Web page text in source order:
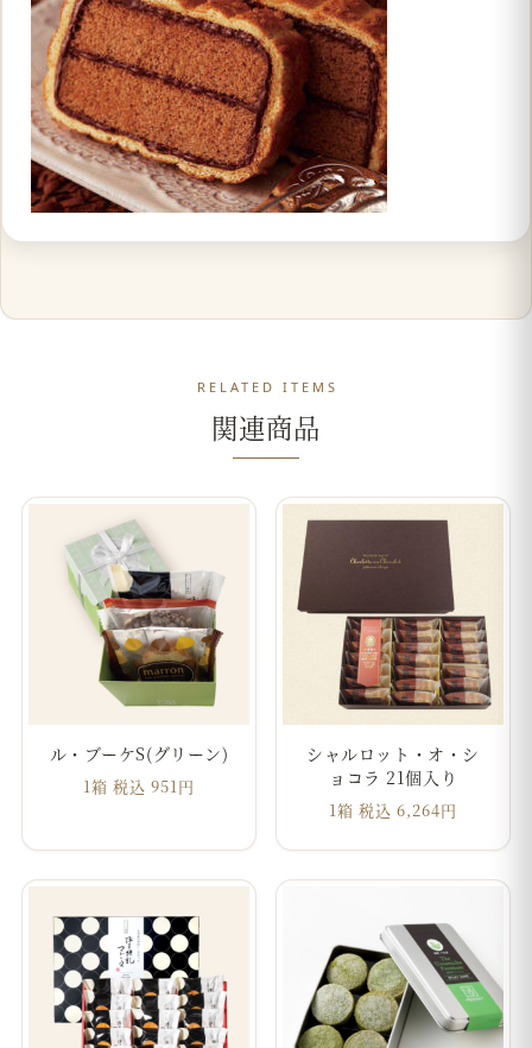
RELATED ITEMS
関連商品
ル・ブーケS(グリーン)
1箱 税込 951円
シャルロット・オ・シ
ョコラ 21個入り
1箱 税込 6,264円